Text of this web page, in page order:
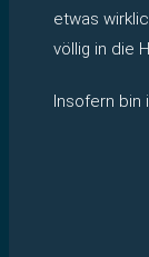
etwas
völlig in die
Insofern bin